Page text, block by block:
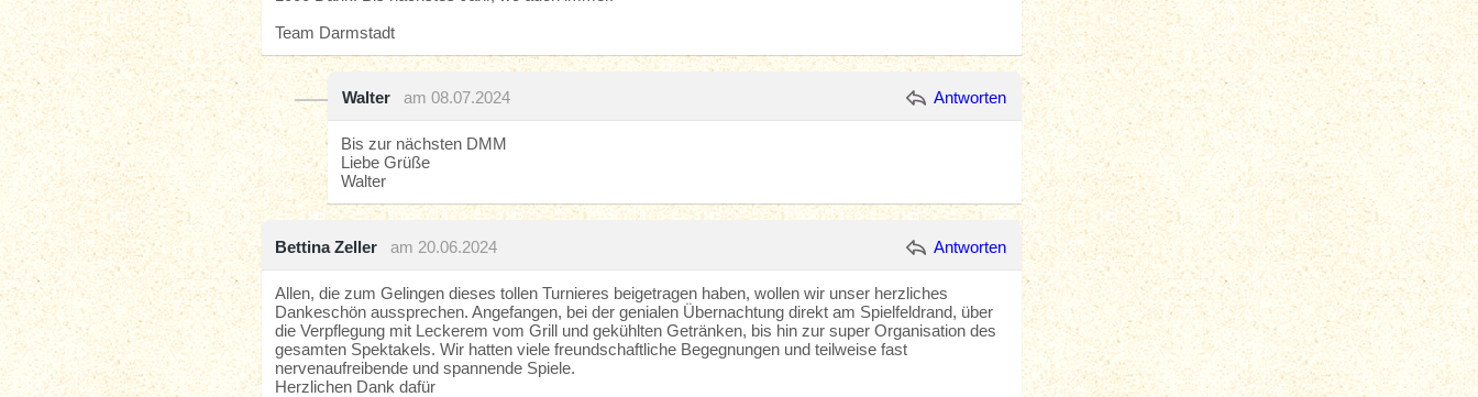
Team Darmstadt
Walter am 08.07.2024 Antworten
Bis zur nächsten DMM
Liebe Grüße
Walter
Bettina Zeller am 20.06.2024 Antworten
Allen, die zum Gelingen dieses tollen Turnieres beigetragen haben, wollen wir unser herzliches
Dankeschön aussprechen. Angefangen, bei der genialen Übernachtung direkt am Spielfeldrand, über
die Verpflegung mit Leckerem vom Grill und gekühlten Getränken, bis hin zur super Organisation des
gesamten Spektakels. Wir hatten viele freundschaftliche Begegnungen und teilweise fast
nervenaufreibende und spannende Spiele.
Herzlichen Dank dafür